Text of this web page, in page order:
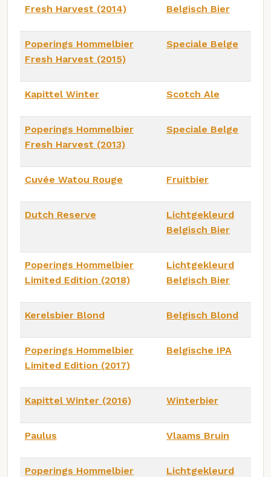
Fresh Harvest (2014)
Belgisch Bier
Poperings Hommelbier
Fresh Harvest (2015)
Speciale Belge
Kapittel Winter Scotch Ale
Poperings Hommelbier
Fresh Harvest (2013)
Speciale Belge
Cuvée Watou Rouge Fruitbier
Dutch Reserve
Lichtgekleurd
Belgisch Bier
Poperings Hommelbier
Limited Edition (2018)
Lichtgekleurd
Belgisch Bier
Kerelsbier Blond Belgisch Blond
Poperings Hommelbier
Limited Edition (2017)
Belgische IPA
Kapittel Winter (2016) Winterbier
Paulus Vlaams Bruin
Poperings Hommelbier
Lichtgekleurd